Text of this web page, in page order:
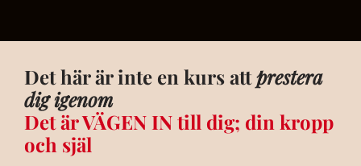
Det här är inte en kurs attprestera
dig igenom
Det är VÄGEN IN till dig; din kropp
och själ